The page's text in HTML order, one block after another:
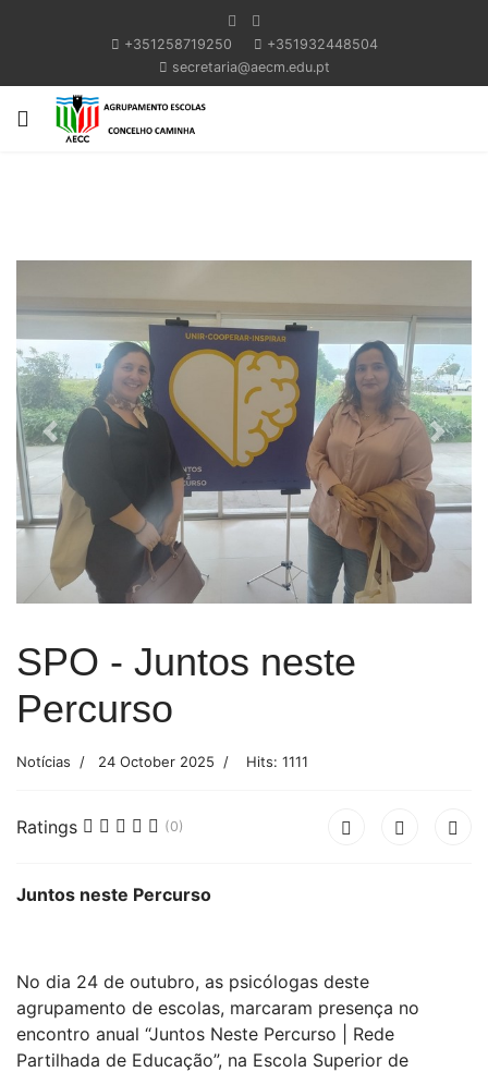
+351258719250
+351932448504
secretaria@aecm.edu.pt
Previous Next
SPO - Juntos neste
Percurso
Notícias 24 October 2025 Hits: 1111
Ratings (0)
Juntos neste Percurso
No dia 24 de outubro, as psicólogas deste
agrupamento de escolas, marcaram presença no
encontro anual “Juntos Neste Percurso | Rede
Partilhada de Educação”, na Escola Superior de